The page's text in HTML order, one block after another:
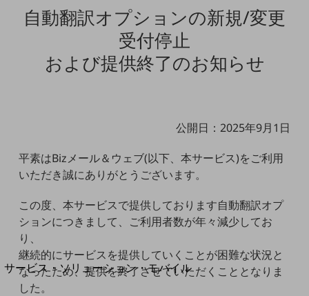
産業・地域DXプラットフォーマーとして
企業と地域が持続成長する社会を目指します
Smart Healthcare
Smart Industry
地域経済のさらなる活性化に取り組みます
自治体・地域社会との共創
別ウィンドウで開きます
サービス・ソリューション・モバイル
サービス・ソリューションTOP
自動翻訳オプションの新規/変更
受付停止
および提供終了のお知らせ
公開日：2025年9月1日
平素はBizメール＆ウェブ(以下、本サービス)をご利用
いただき誠にありがとうございます。
この度、本サービスで提供しております自動翻訳オプ
ションにつきまして、ご利用者数が年々減少してお
り、
継続的にサービスを提供していくことが困難な状況と
なったため、提供を終了させていただくこととなりま
した。